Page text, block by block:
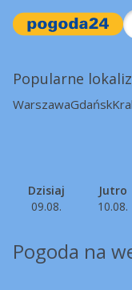
Popularne
WarszawaGdańsk
Dzisiaj
09.08.
Jutro
10.08.
Pogoda na